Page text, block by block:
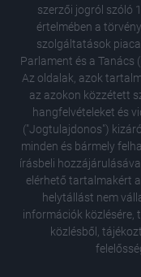
szerzői jogról szóló
értelmében a
szolgáltatások
Parlament és a Tanács
Az oldalak, azok
az azokon közzétett
hangfelvételeket és
("Jogtulajdonos")
minden és bármely
írásbeli
elérhető tartalmakért
helytállást nem
információk közlésére,
közlésből,